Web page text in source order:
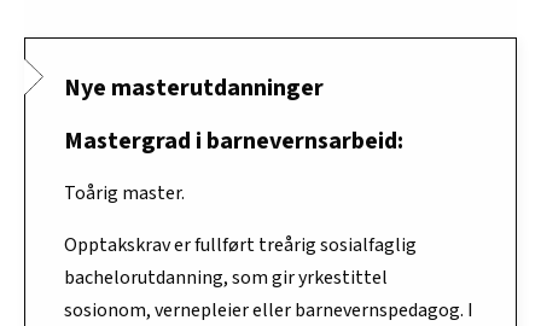
Nye masterutdanninger
Mastergrad i barnevernsarbeid:
Toårig master.
Opptakskrav er fullført treårig sosialfaglig
bachelorutdanning, som gir yrkestittel
sosionom, vernepleier eller barnevernspedagog. I